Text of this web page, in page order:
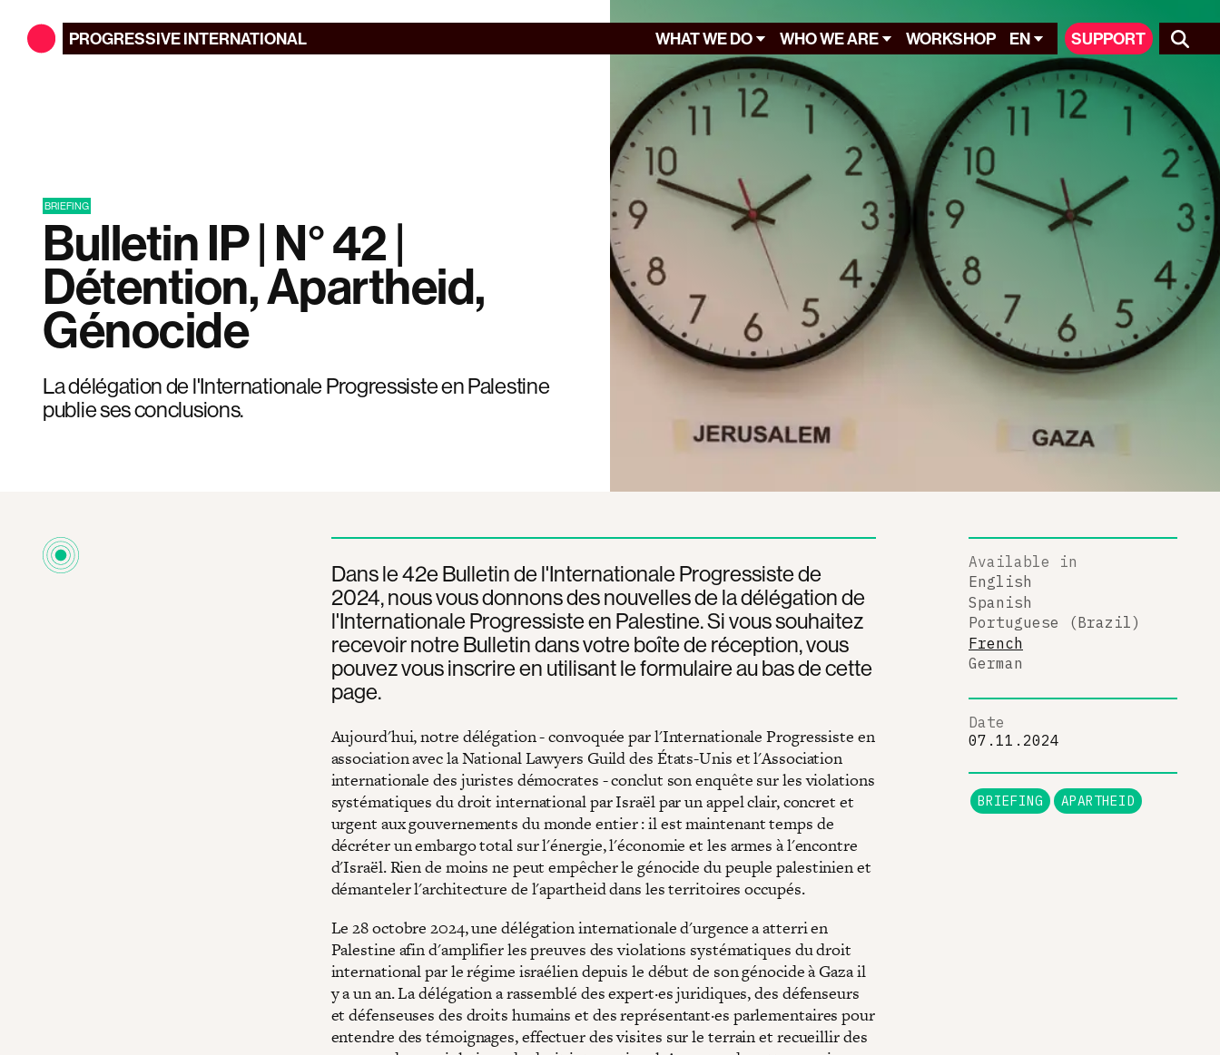
PROGRESSIVEINTERNATIONAL WHAT WE DO WHO WE ARE WORKSHOP EN SUPPORT
BRIEFING
Bulletin IP | N° 42 |
Détention, Apartheid,
Génocide
La délégation de l'Internationale Progressiste en Palestine
publie ses conclusions.
Dans le 42e Bulletin de l'Internationale Progressiste de
2024, nous vous donnons des nouvelles de la délégation de
l'Internationale Progressiste en Palestine. Si vous souhaitez
recevoir notre Bulletin dans votre boîte de réception, vous
pouvez vous inscrire en utilisant le formulaire au bas de cette
page.
Aujourd'hui, notre délégation - convoquée par l'Internationale Progressiste en
association avec la National Lawyers Guild des États-Unis et l'Association
internationale des juristes démocrates - conclut son enquête sur les violations
systématiques du droit international par Israël par un appel clair, concret et
urgent aux gouvernements du monde entier : il est maintenant temps de
décréter un embargo total sur l'énergie, l'économie et les armes à l'encontre
d'Israël. Rien de moins ne peut empêcher le génocide du peuple palestinien et
démanteler l'architecture de l'apartheid dans les territoires occupés.
Le 28 octobre 2024, une délégation internationale d'urgence a atterri en
Palestine afin d'amplifier les preuves des violations systématiques du droit
international par le régime israélien depuis le début de son génocide à Gaza il
y a un an. La délégation a rassemblé des expert·es juridiques, des défenseurs
et défenseuses des droits humains et des représentant·es parlementaires pour
entendre des témoignages, effectuer des visites sur le terrain et recueillir des
Available in
English
Spanish
Portuguese (Brazil)
French
German
Date
07.11.2024
BRIEFING APARTHEID